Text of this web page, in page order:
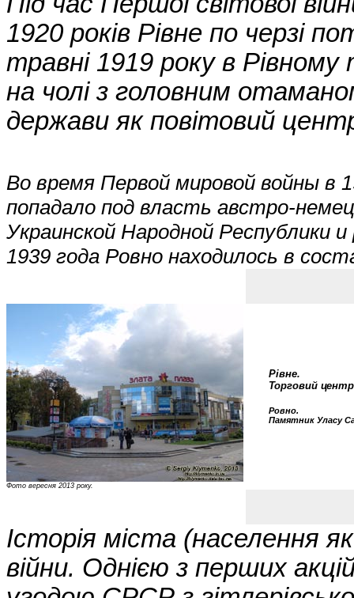
1920 років Рівне по черзі
травні 1919 року в Рівному
на чолі з головним
держави як повітовий
Во время Первой мировой войны в
попадало под власть австро-
Украинской Народной
1939 года Ровно находилось в
Фото вересня 2013 року.
Рівне.
Торговий
Ровно.
Памятник Уласу
Історія міста (населення
війни. Однією з перших